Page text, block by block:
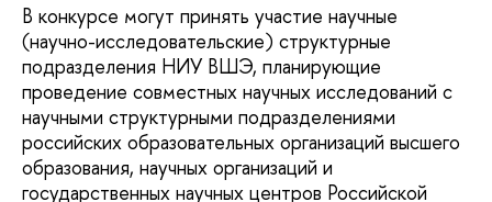
В конкурсе могут принять участие научные
(научно-исследовательские) структурные
подразделения НИУ ВШЭ, планирующие
проведение совместных научных исследований с
научными структурными подразделениями
российских образовательных организаций высшего
образования, научных организаций и
государственных научных центров Российской